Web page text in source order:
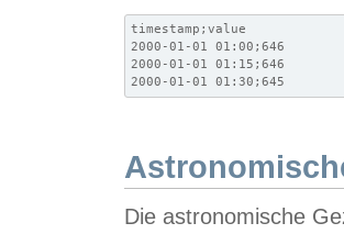
timestamp;value
2000-01-01 01:00;646
2000-01-01 01:15;646
2000-01-01 01:30;645
Die astronomische